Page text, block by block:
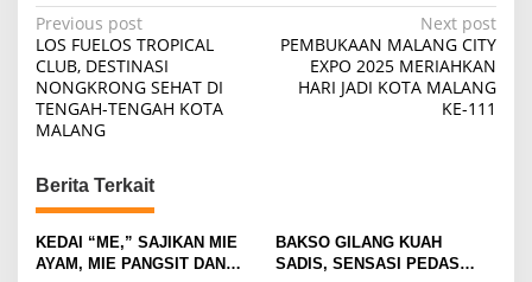
P
o
s
t
a
v
i
Previous post
LOS FUELOS TROPICAL
CLUB, DESTINASI
NONGKRONG SEHAT DI
TENGAH-TENGAH KOTA
MALANG
Next post
PEMBUKAAN MALANG CITY
EXPO 2025 MERIAHKAN
HARI JADI KOTA MALANG
KE-111
Berita Terkait
KEDAI “ME,” SAJIKAN MIE
AYAM, MIE PANGSIT DAN
BAKSO GILANG KUAH
SADIS, SENSASI PEDAS